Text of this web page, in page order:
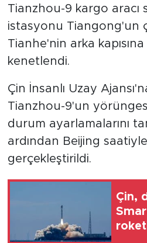
Tianzhou-9 kargo aracı
istasyonu Tiangong'un
Tianhe'nin arka kapısına
kenetlendi.
Çin İnsanlı Uzay
Tianzhou-9'un
durum ayarlamalarını
ardından Beijing
gerçekleştirildi.
Çin,
Xinhua Türkiye
Seyahat